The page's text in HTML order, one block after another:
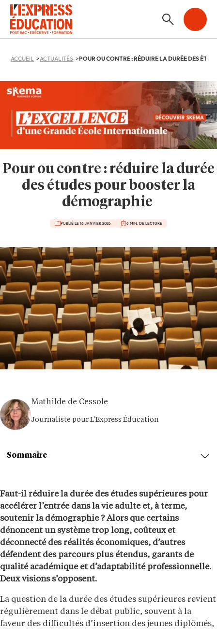
ACCUEIL ACTUALITÉS
Pour ou contre : réduire la durée
des études pour booster la
démographie
PUBLIÉ LE 16 JANVIER 2026 6 MIN. DE LECTURE
Mathilde de Cessole
Journaliste pour L'Express Éducation
Faut-il réduire la durée des études supérieures pour
accélérer l’entrée dans la vie adulte et, à terme,
soutenir la démographie ? Alors que certains
dénoncent un système trop long, coûteux et
déconnecté des réalités économiques, d’autres
défendent des parcours plus étendus, garants de
qualité académique et d’adaptabilité professionnelle.
Deux visions s’opposent.
La question de la durée des études supérieures revient
régulièrement dans le débat public, souvent à la
faveur des difficultés d’insertion des jeunes diplômés,
Sommaire